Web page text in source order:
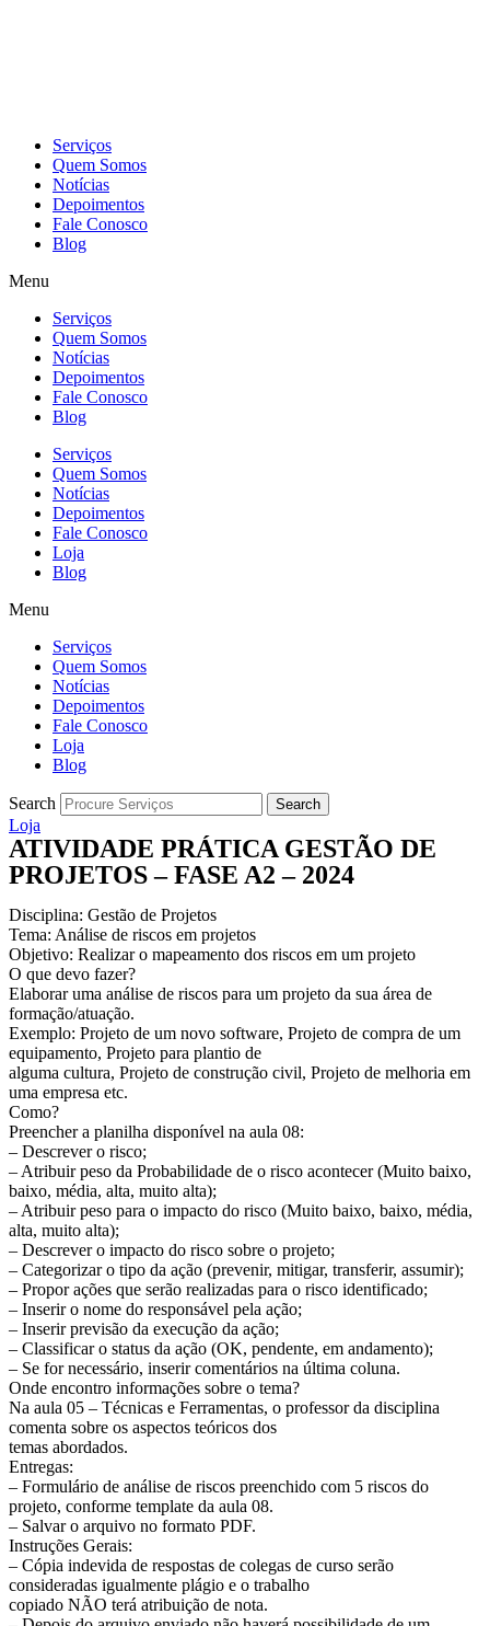
Serviços
Quem Somos
Notícias
Depoimentos
Fale Conosco
Blog
Menu
Serviços
Quem Somos
Notícias
Depoimentos
Fale Conosco
Blog
Serviços
Quem Somos
Notícias
Depoimentos
Fale Conosco
Loja
Blog
Menu
Serviços
Quem Somos
Notícias
Depoimentos
Fale Conosco
Loja
Blog
Search Search
Loja
ATIVIDADE PRÁTICA GESTÃO DE
PROJETOS – FASE A2 – 2024
Disciplina: Gestão de Projetos
Tema: Análise de riscos em projetos
Objetivo: Realizar o mapeamento dos riscos em um projeto
O que devo fazer?
Elaborar uma análise de riscos para um projeto da sua área de
formação/atuação.
Exemplo: Projeto de um novo software, Projeto de compra de um
equipamento, Projeto para plantio de
alguma cultura, Projeto de construção civil, Projeto de melhoria em
uma empresa etc.
Como?
Preencher a planilha disponível na aula 08:
– Descrever o risco;
– Atribuir peso da Probabilidade de o risco acontecer (Muito baixo,
baixo, média, alta, muito alta);
– Atribuir peso para o impacto do risco (Muito baixo, baixo, média,
alta, muito alta);
– Descrever o impacto do risco sobre o projeto;
– Categorizar o tipo da ação (prevenir, mitigar, transferir, assumir);
– Propor ações que serão realizadas para o risco identificado;
– Inserir o nome do responsável pela ação;
– Inserir previsão da execução da ação;
– Classificar o status da ação (OK, pendente, em andamento);
– Se for necessário, inserir comentários na última coluna.
Onde encontro informações sobre o tema?
Na aula 05 – Técnicas e Ferramentas, o professor da disciplina
comenta sobre os aspectos teóricos dos
temas abordados.
Entregas:
– Formulário de análise de riscos preenchido com 5 riscos do
projeto, conforme template da aula 08.
– Salvar o arquivo no formato PDF.
Instruções Gerais:
– Cópia indevida de respostas de colegas de curso serão
consideradas igualmente plágio e o trabalho
copiado NÃO terá atribuição de nota.